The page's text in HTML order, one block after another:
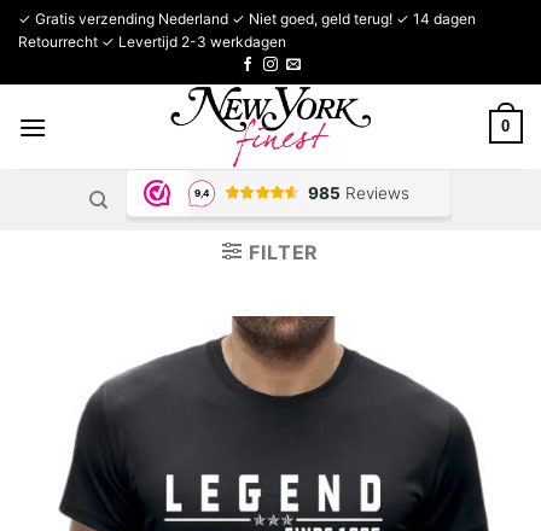
Ga
naar
✓ Gratis verzending Nederland ✓ Niet goed, geld terug! ✓ 14 dagen
Retourrecht ✓ Levertijd 2-3 werkdagen
0
FILTER